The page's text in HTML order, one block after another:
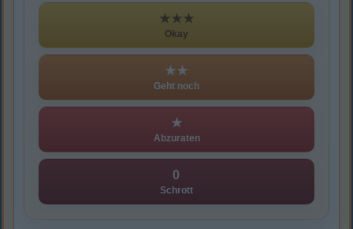
★★★
Okay
★★
Geht noch
★
Abzuraten
0
Schrott